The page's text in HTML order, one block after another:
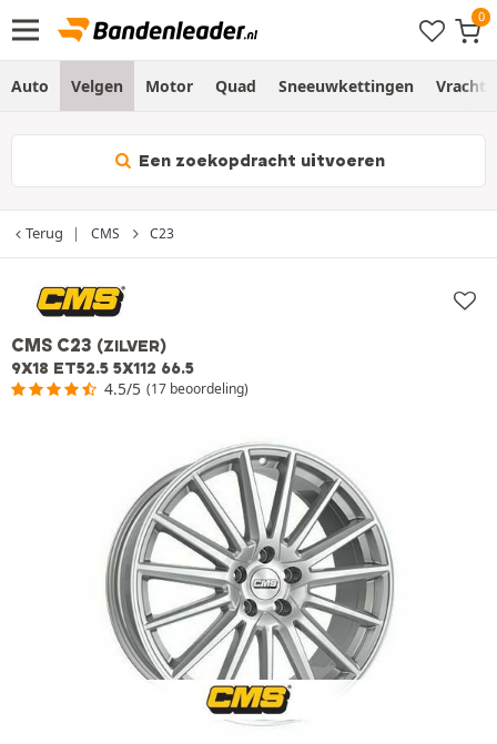
Auto Velgen Motor Quad Sneeuwkettingen
Een zoekopdracht uitvoeren
Terug CMS C23
CMS C23 (ZILVER)
9X18 ET52.5 5X112 66.5
4.5/5 (17 beoordeling)